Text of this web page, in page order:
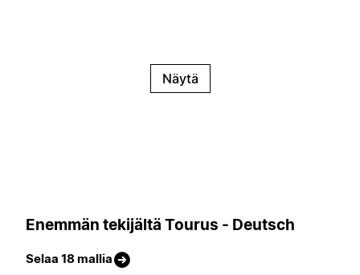
Näytä
Enemmän tekijältä Tourus - Deutsch
Selaa 18 mallia